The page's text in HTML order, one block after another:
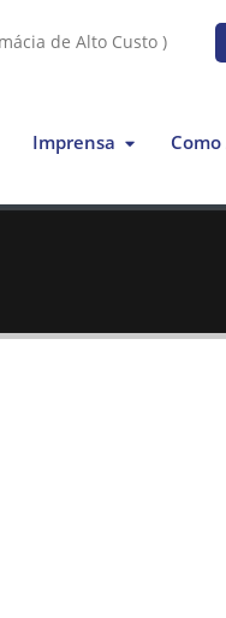
de Alto Custo )
Imprensa